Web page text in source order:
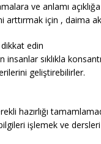
ve anlamı
arttırmak için , daima
edin
insanlar sıklıkla
geliştirebilirler.
hazırlığı
işlemek ve